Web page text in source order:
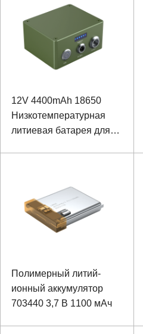
12V 4400mAh 18650
Низкотемпературная
литиевая батарея для
Полимерный литий-
ионный аккумулятор
703440 3,7 В 1100 мАч